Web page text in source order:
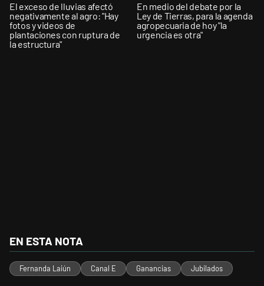
El exceso de lluvias afectó
negativamente al agro: "Hay
fotos y videos de
plantaciones con ruptura de
la estructura"
En medio del debate por la
Ley de Tierras, para la agenda
agropecuaria de hoy "la
urgencia es otra"
EN ESTA NOTA
Fernanda Laiún Canal E Ganancias Jubilados